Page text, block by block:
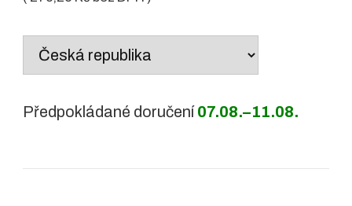
Country
Předpokládané doručení07.08.–11.08.